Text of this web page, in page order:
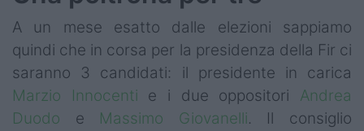
A un mese esatto dalle elezioni sappiamo
quindi che in corsa per la presidenza della Fir ci
saranno 3 candidati: il presidente in carica
Marzio Innocenti e i due oppositori Andrea
Duodo e Massimo Giovanelli. Il consiglio